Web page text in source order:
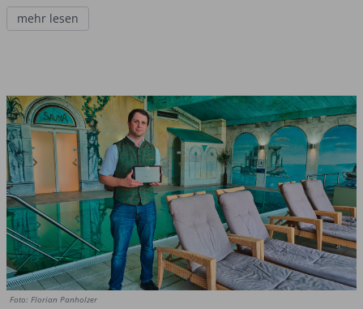
mehr lesen
Foto: Florian Panholzer